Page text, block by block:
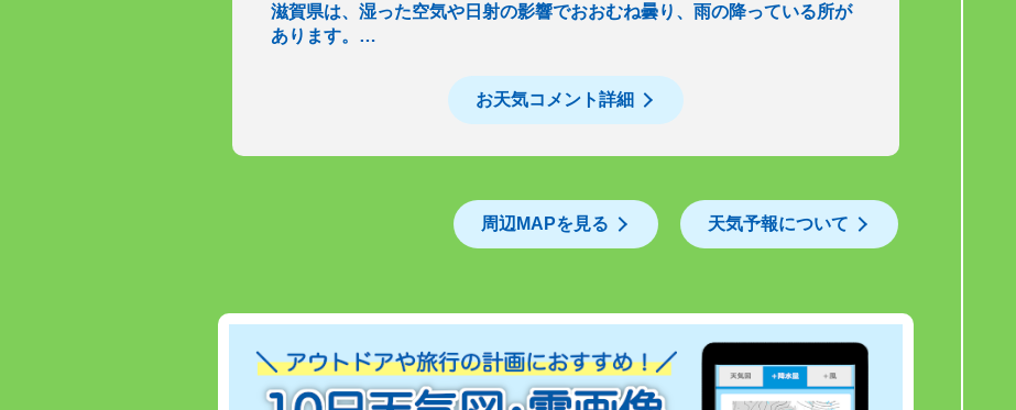
滋賀県は、湿った空気や日射の影響でおおむね曇り、雨の降っている所が
あります。…
お天気コメント詳細
周辺MAPを見る 天気予報について